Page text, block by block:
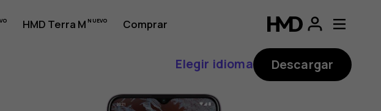
HMD Terra M Comprar
Elegir idioma Descargar